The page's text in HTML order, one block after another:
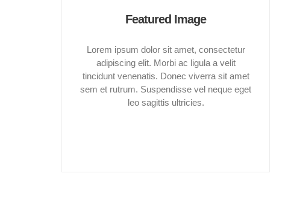
Featured Image
Lorem ipsum dolor sit amet, consectetur
adipiscing elit. Morbi ac ligula a velit
tincidunt venenatis. Donec viverra sit amet
sem et rutrum. Suspendisse vel neque eget
leo sagittis ultricies.